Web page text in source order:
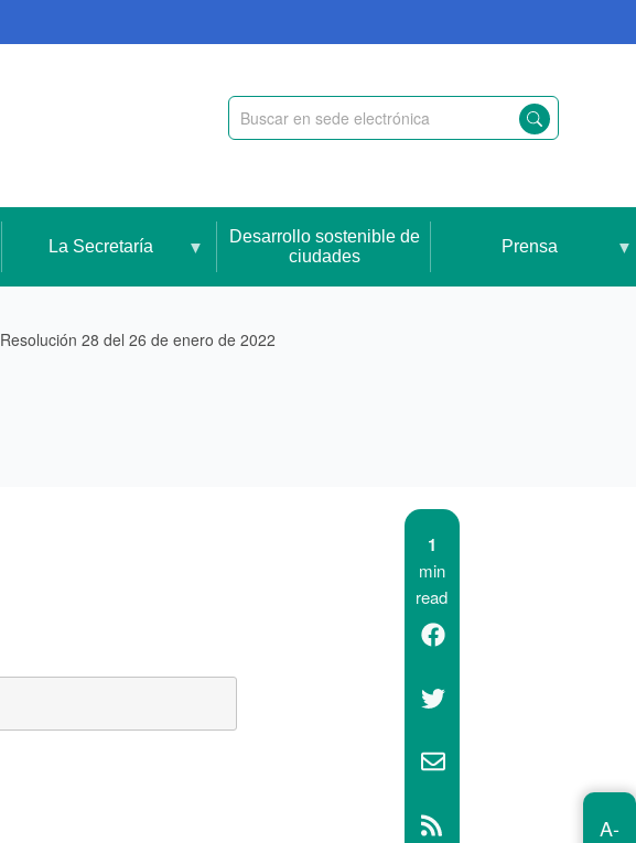
La Secretaría
Desarrollo sostenible de
ciudades
Prensa
Resolución 28 del 26 de enero de 2022
1
min
read
A-